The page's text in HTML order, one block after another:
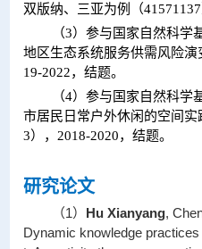
双版纳、三亚为例（
（3）参与国家自然科
地区生态系统服务供需风险演
19-2022，结题。
（4）参与国家自然科
市居民日常户外休闲的空间
3），2018-2020，结题。
研究论文
（1） Hu Xianyang,
Dynamic knowledge